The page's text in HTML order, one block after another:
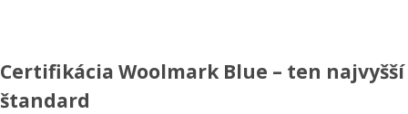
Certifikácia Woolmark Blue – ten najvyšší
štandard